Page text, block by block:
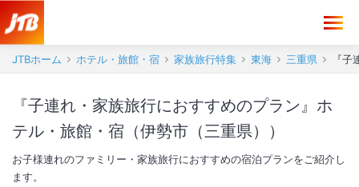
JTBホーム ホテル・旅館・宿 家族旅行特集 東海 三重県 『
『子連れ・家族旅行におすすめのプラン』ホ
テル・旅館・宿（伊勢市（三重県））
お子様連れのファミリー・家族旅行におすすめの宿泊プランをご紹介し
ます。